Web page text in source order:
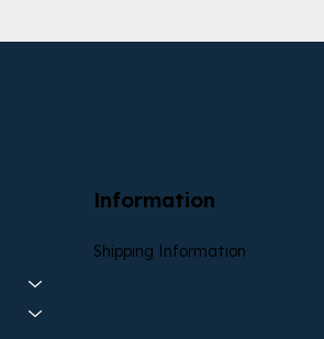
Information
Shipping Information